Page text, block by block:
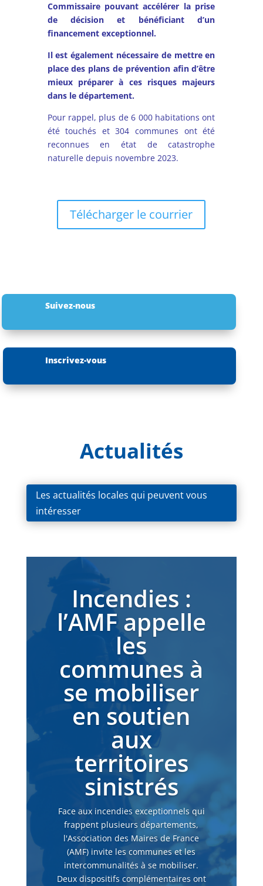
Commissaire pouvant accélérer la prise
de décision et bénéficiant d’un
financement exceptionnel.
Il est également nécessaire de mettre en
place des plans de prévention afin d’être
mieux préparer à ces risques majeurs
dans le département.
Pour rappel, plus de 6 000 habitations ont
été touchés et 304 communes ont été
reconnues en état de catastrophe
naturelle depuis novembre 2023.
Télécharger le courrier
Suivez-nous
Inscrivez-vous
Actualités
Les actualités locales qui peuvent vous
intéresser
Incendies :
l’AMF appelle
les
communes à
se mobiliser
en soutien
aux
territoires
sinistrés
Face aux incendies exceptionnels qui
frappent plusieurs départements,
l'Association des Maires de France
(AMF) invite les communes et les
intercommunalités à se mobiliser.
Deux dispositifs complémentaires ont